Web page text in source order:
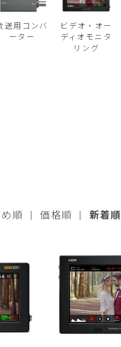
送用コンバ
ーター
ビデオ・オー
ディオモニタ
リング
順 |価格順 | 新着順